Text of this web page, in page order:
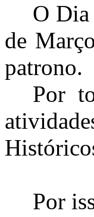
O Dia
de
patrono.
Por
Por